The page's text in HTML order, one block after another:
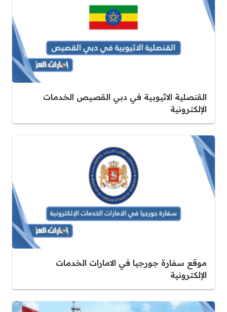
القنصلية الاثيوبية في دبي القصيص الخدمات
الإلكترونية
موقع سفارة جورجيا في الامارات الخدمات
الإلكترونية